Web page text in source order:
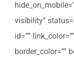
visibility”
id=””
border_color=””